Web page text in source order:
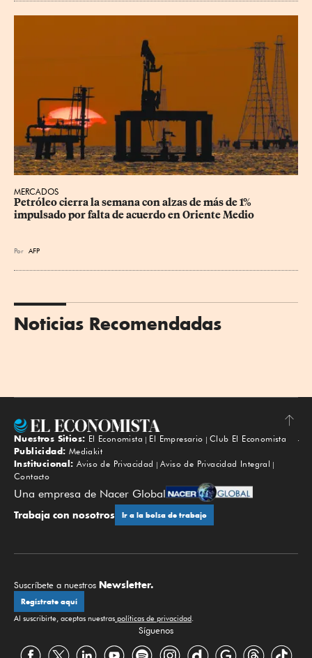
MERCADOS
Petróleo cierra la semana con alzas de más de 1%
impulsado por falta de acuerdo en Oriente Medio
Por AFP
Noticias Recomendadas
Subir
Nuestros Sitios: El Economista El Empresario
Club El Economista
Publicidad: Mediakit
Institucional: Aviso de Privacidad
Aviso de Privacidad Integral
Contacto
Una empresa de Nacer Global
Trabaja con nosotros Ir a la bolsa de trabajo
Suscríbete a nuestros Newsletter.
Regístrate aquí
Al suscribirte, aceptas nuestras políticas de privacidad.
Síguenos